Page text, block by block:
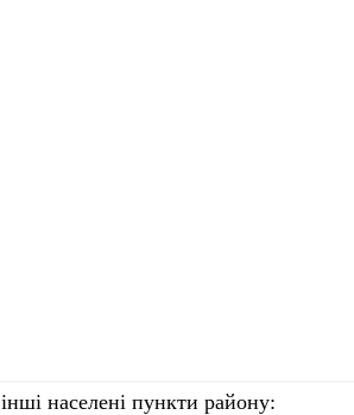
населені пункти району: